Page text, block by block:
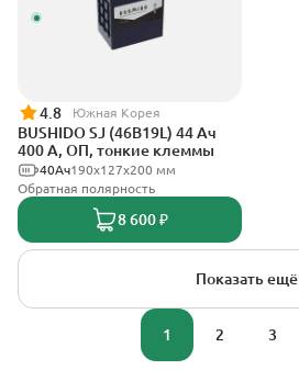
4.8 Южная Корея
BUSHIDO SJ (46B19L) 44 Ач
400 А, ОП, тонкие клеммы
190x127x200 мм
40Ач
Обратная полярность
8 600 ₽
Показать ещё
1 2 3